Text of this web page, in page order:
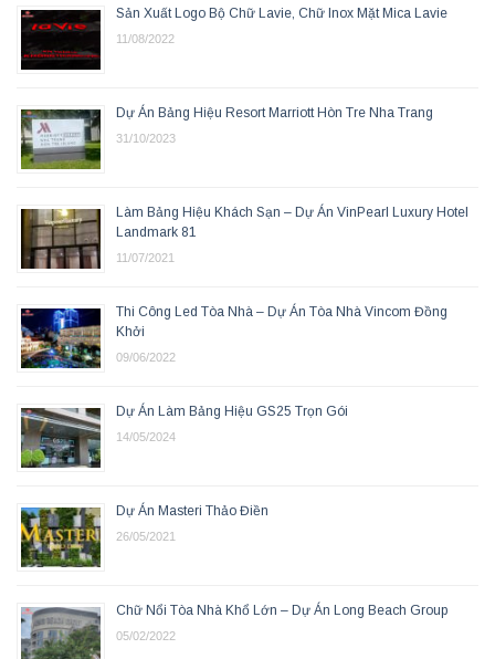
Sản Xuất Logo Bộ Chữ Lavie, Chữ Inox Mặt Mica Lavie
11/08/2022
Dự Án Bảng Hiệu Resort Marriott Hòn Tre Nha Trang
31/10/2023
Làm Bảng Hiệu Khách Sạn – Dự Án VinPearl Luxury Hotel
Landmark 81
11/07/2021
Thi Công Led Tòa Nhà – Dự Án Tòa Nhà Vincom Đồng
Khởi
09/06/2022
Dự Án Làm Bảng Hiệu GS25 Trọn Gói
14/05/2024
Dự Án Masteri Thảo Điền
26/05/2021
Chữ Nổi Tòa Nhà Khổ Lớn – Dự Án Long Beach Group
05/02/2022